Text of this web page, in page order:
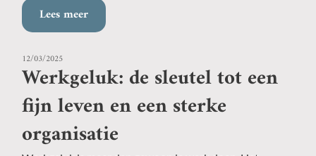
Lees meer
12/03/2025
Werkgeluk: de sleutel tot een
fijn leven en een sterke
organisatie